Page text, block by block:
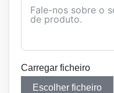
Carregar ficheiro
Escolher ficheiro